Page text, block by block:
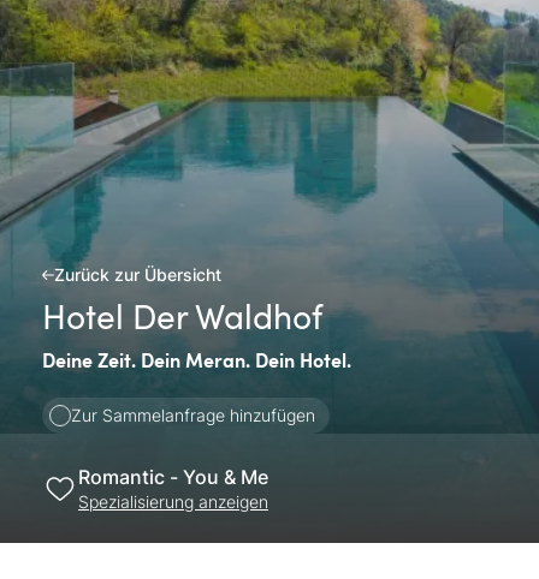
Zurück zur Übersicht
Hotel Der Waldhof
Deine Zeit. Dein Meran. Dein Hotel.
Zur Sammelanfrage hinzufügen
Romantic - You & Me
Spezialisierung anzeigen